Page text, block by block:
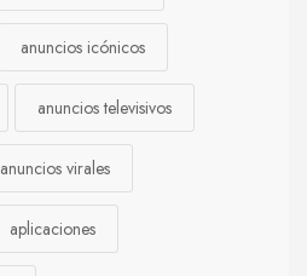
anuncios icónicos
anuncios televisivos
anuncios virales
aplicaciones